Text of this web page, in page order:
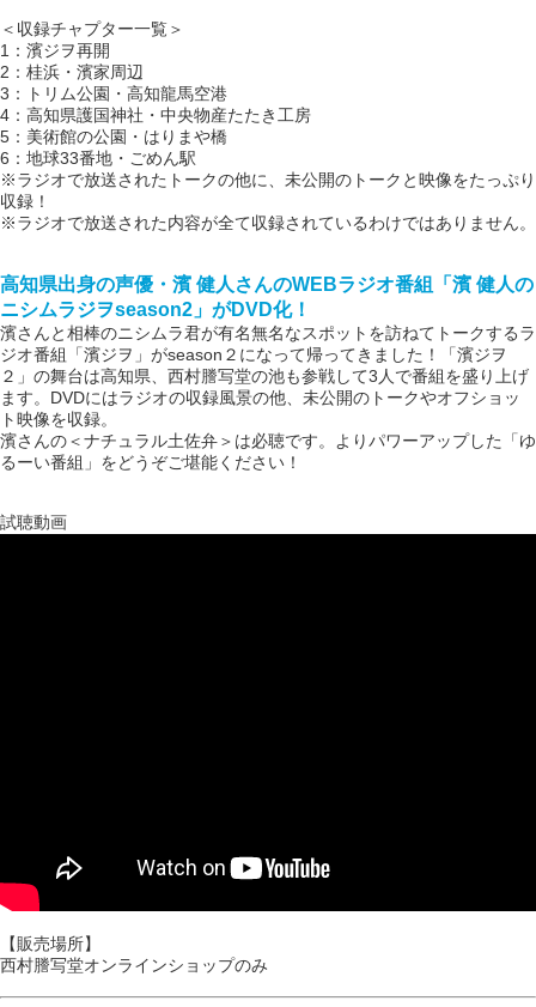
＜収録チャプター一覧＞
1：濱ジヲ再開
2：桂浜・濱家周辺
3：トリム公園・高知龍馬空港
4：高知県護国神社・中央物産たたき工房
5：美術館の公園・はりまや橋
6：地球33番地・ごめん駅
※ラジオで放送されたトークの他に、未公開のトークと映像をたっぷり
収録！
※ラジオで放送された内容が全て収録されているわけではありません。
高知県出身の声優・濱 健人さんのWEBラジオ番組「濱 健人の
ニシムラジヲseason2 」がDVD化！
濱さんと相棒のニシムラ君が有名無名なスポットを訪ねてトークするラ
ジオ番組「濱ジヲ」がseason２になって帰ってきました！「濱ジヲ
２」の舞台は高知県、西村謄写堂の池も参戦して3人で番組を盛り上げ
ます。DVDにはラジオの収録風景の他、未公開のトークやオフショッ
ト映像を収録。
濱さんの＜ナチュラル土佐弁＞は必聴です。よりパワーアップした「ゆ
るーい番組」をどうぞご堪能ください！
試聴動画
【販売場所】
西村謄写堂オンラインショップのみ